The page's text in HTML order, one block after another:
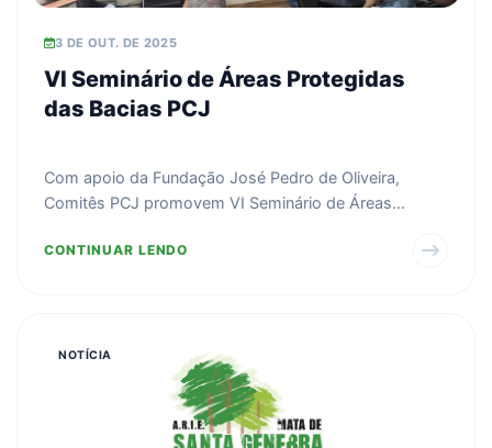
3 DE OUT. DE 2025
VI Seminário de Áreas Protegidas
das Bacias PCJ
Com apoio da Fundação José Pedro de Oliveira,
Comitês PCJ promovem VI Seminário de Áreas
CONTINUAR LENDO
NOTÍCIA